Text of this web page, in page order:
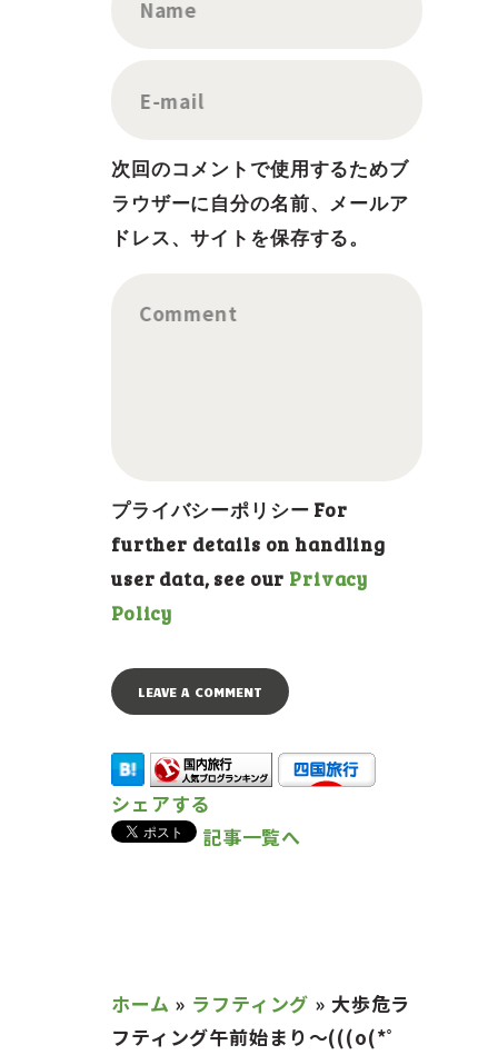
Name
E-mail
次回のコメントで使用するためブ
ラウザーに自分の名前、メールア
ドレス、サイトを保存する。
Comment
プライバシーポリシー For
further details on handling
user data, see our Privacy
Policy
シェアする
記事一覧へ
ホーム » ラフティング » 大歩危ラ
フティング午前始まり〜(((o(*ﾟ